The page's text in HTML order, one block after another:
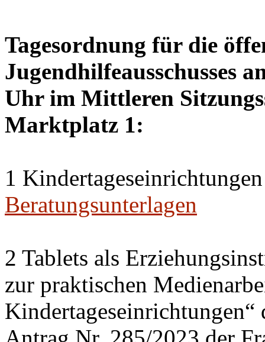
Tagesordnung für die
Jugendhilfeausschusses
Uhr im Mittleren
Marktplatz 1:
1
Beratungsunterlagen
2 Tablets als
zur praktischen
Kindertageseinrichtungen“